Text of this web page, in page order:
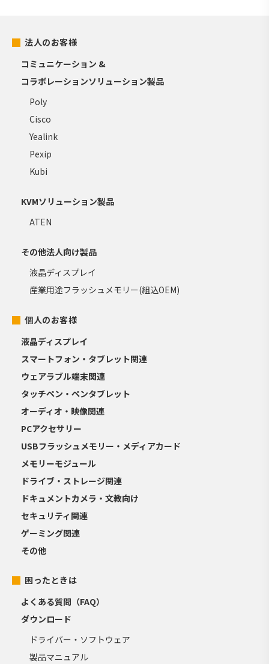
法人のお客様
コミュニケーション &
コラボレーションソリューション製品
Poly
Cisco
Yealink
Pexip
Kubi
KVMソリューション製品
ATEN
その他法人向け製品
液晶ディスプレイ
産業用途フラッシュメモリー(組込OEM)
個人のお客様
液晶ディスプレイ
スマートフォン・タブレット関連
ウェアラブル端末関連
タッチペン・ペンタブレット
オーディオ・映像関連
PCアクセサリー
USBフラッシュメモリー・メディアカード
メモリーモジュール
ドライブ・ストレージ関連
ドキュメントカメラ・文教向け
セキュリティ関連
ゲーミング関連
その他
困ったときは
よくある質問（FAQ）
ダウンロード
ドライバー・ソフトウェア
製品マニュアル